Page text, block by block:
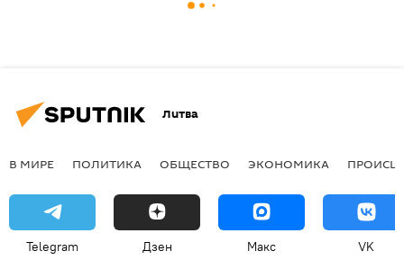
Литва
В МИРЕ ПОЛИТИКА ОБЩЕСТВО ЭКОНОМИКА
Telegram Дзен Макс VK